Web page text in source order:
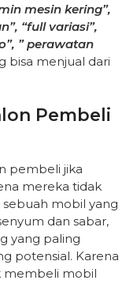
mesin kering”,
“full variasi”,
” perawatan
bisa menjual dari
Pembeli
pembeli jika
mereka tidak
mobil yang
dan sabar,
yang paling
potensial. Karena
membeli mobil